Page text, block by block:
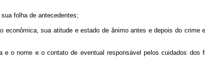
folha de antecedentes;
sua atitude e estado de ânimo antes e depois do crime
o nome e o contato de eventual responsável pelos cuidados dos